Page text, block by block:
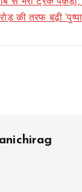
की तरफ बढ़ी ‘पुष्पा